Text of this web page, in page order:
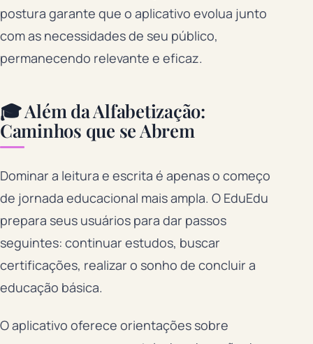
postura garante que o aplicativo evolua junto
com as necessidades de seu público,
permanecendo relevante e eficaz.
🎓 Além da Alfabetização:
Caminhos que se Abrem
Dominar a leitura e escrita é apenas o começo
de jornada educacional mais ampla. O EduEdu
prepara seus usuários para dar passos
seguintes: continuar estudos, buscar
certificações, realizar o sonho de concluir a
educação básica.
O aplicativo oferece orientações sobre